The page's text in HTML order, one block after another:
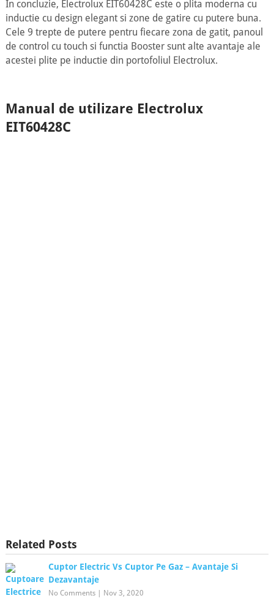
In concluzie, Electrolux EIT60428C este o plita moderna cu
inductie cu design elegant si zone de gatire cu putere buna.
Cele 9 trepte de putere pentru fiecare zona de gatit, panoul
de control cu touch si functia Booster sunt alte avantaje ale
acestei plite pe inductie din portofoliul Electrolux.
Manual de utilizare Electrolux
EIT60428C
Related Posts
Cuptor Electric Vs Cuptor Pe Gaz – Avantaje Si
Dezavantaje
No Comments| Nov 3, 2020